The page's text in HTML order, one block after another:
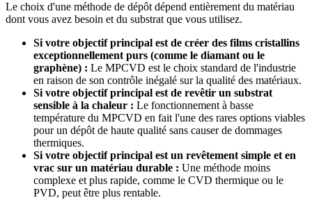
Le choix d'une méthode de dépôt dépend entièrement du matériau
dont vous avez besoin et du substrat que vous utilisez.
Si votre objectif principal est de créer des films cristallins
exceptionnellement purs (comme le diamant ou le
graphène) : Le MPCVD est le choix standard de l'industrie
en raison de son contrôle inégalé sur la qualité des matériaux.
Si votre objectif principal est de revêtir un substrat
sensible à la chaleur : Le fonctionnement à basse
température du MPCVD en fait l'une des rares options viables
pour un dépôt de haute qualité sans causer de dommages
thermiques.
Si votre objectif principal est un revêtement simple et en
vrac sur un matériau durable : Une méthode moins
complexe et plus rapide, comme le CVD thermique ou le
PVD, peut être plus rentable.